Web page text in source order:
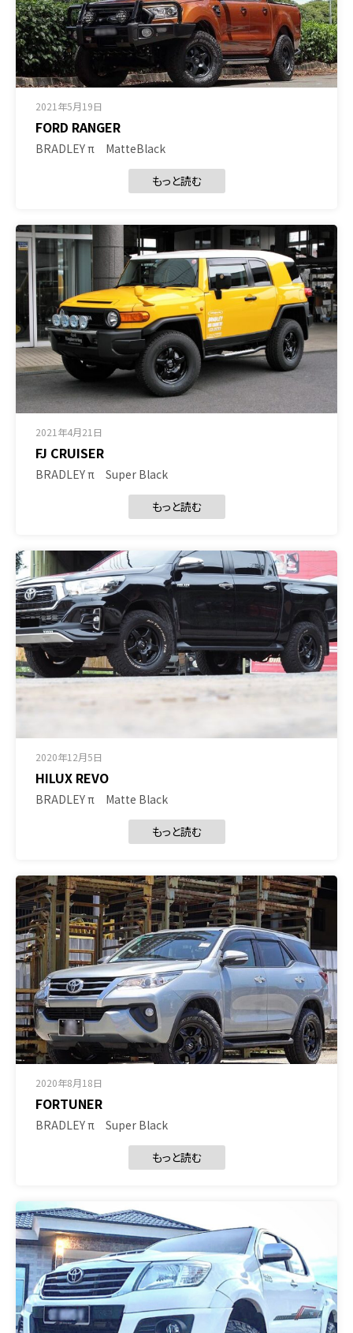
2021年5月19日
FORD RANGER
BRADLEY π MatteBlack
もっと読む
2021年4月21日
FJ CRUISER
BRADLEY π Super Black
もっと読む
2020年12月5日
HILUX REVO
BRADLEY π Matte Black
もっと読む
2020年8月18日
FORTUNER
BRADLEY π Super Black
もっと読む